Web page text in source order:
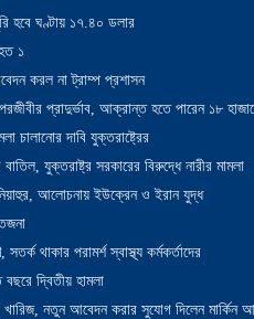
হবে ঘণ্টায় ১৭.৪০ ডলার
১
করল না ট্রাম্প প্রশাসন
পরজীবীর প্রাদুর্ভাব, আক্রান্ত হতে পারেন ১৮
চালানোর দাবি যুক্তরাষ্ট্রের
যুক্তরাষ্ট্র সরকারের বিরুদ্ধে নারীর মামলা
আলোচনায় ইউক্রেন ও ইরান যুদ্ধ
থাকার পরামর্শ স্বাস্থ্য কর্মকর্তাদের
দ্বিতীয় হামলা
খারিজ, নতুন আবেদন করার সুযোগ দিলেন মার্কিন